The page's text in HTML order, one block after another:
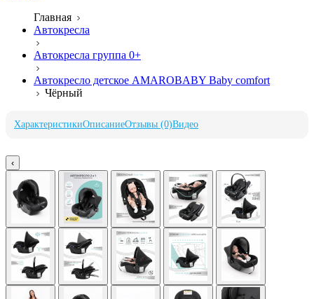
Главная
Автокресла
Автокресла группа 0+
Автокресло детское AMAROBABY Baby comfort
Чёрный
ХарактеристикиОписаниеОтзывы (0)Видео
‹